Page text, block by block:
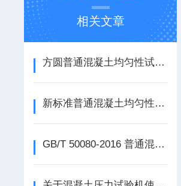
相关文章
方圆普通混凝土均匀性试验——砂浆密度筒
新标准普通混凝土均匀性试验——砂浆密度筒构造原理
GB/T 50080-2016 普通混凝土砂浆密度筒参数